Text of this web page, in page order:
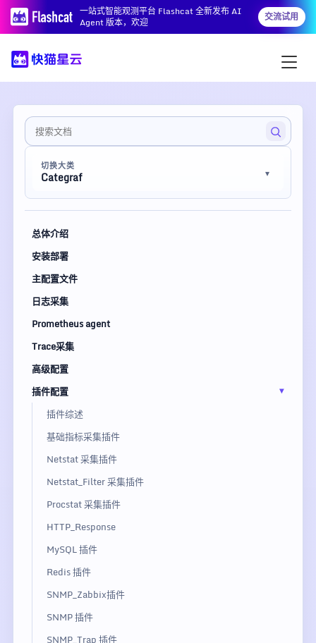
一站式智能观测平台 Flashcat 全新发布 AI
Agent 版本，欢迎
交流试用
切换大类
Categraf
总体介绍
安装部署
主配置文件
日志采集
Prometheus agent
Trace采集
高级配置
插件配置
插件综述
基础指标采集插件
Netstat 采集插件
Netstat_Filter 采集插件
Procstat 采集插件
HTTP_Response
MySQL 插件
Redis 插件
SNMP_Zabbix插件
SNMP 插件
SNMP_Trap 插件